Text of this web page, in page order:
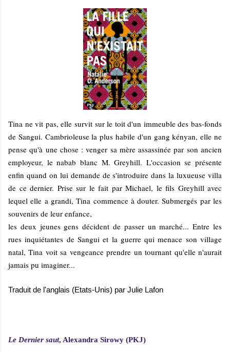
Tina ne vit pas, elle survit sur le toit d'un immeuble des bas-fonds
de Sangui. Cambrioleuse la plus habile d'un gang kényan, elle ne
pense qu'à une chose : venger sa mère assassinée par son ancien
employeur, le nabab blanc M. Greyhill. L'occasion se présente
enfin quand on lui demande de s'introduire dans la luxueuse villa
de ce dernier. Prise sur le fait par Michael, le fils Greyhill avec
lequel elle a grandi, Tina commence à douter. Submergés par les
souvenirs de leur enfance,
les deux jeunes gens décident de passer un marché... Entre les
rues inquiétantes de Sangui et la guerre qui menace son village
natal, Tina voit sa vengeance prendre un tournant qu'elle n'aurait
jamais pu imaginer...
Traduit de l'anglais (Etats-Unis) par Julie Lafon
Le Dernier saut, Alexandra Sirowy (PKJ)